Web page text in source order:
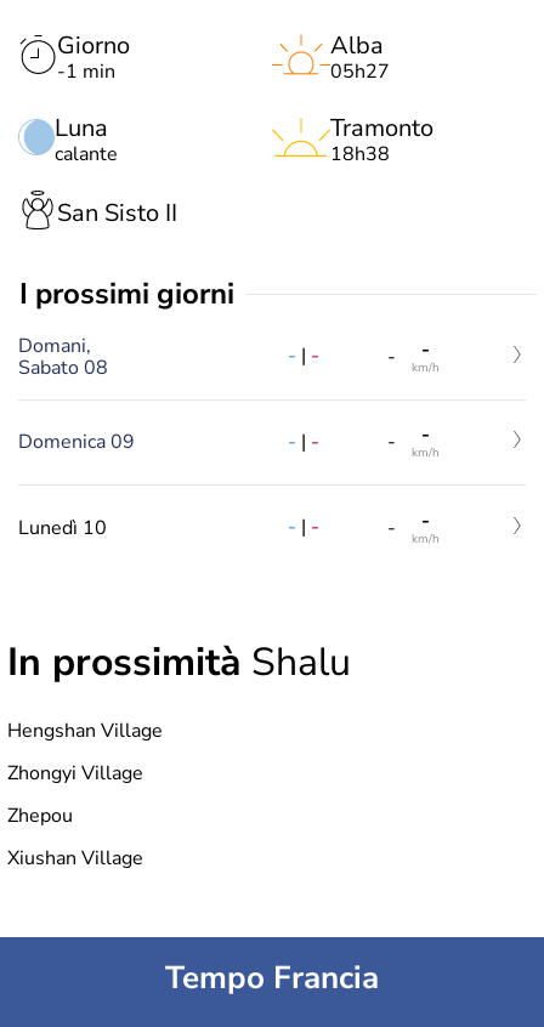
Giorno
-1 min
Luna
calante
Alba
05h27
Tramonto
18h38
San Sisto II
i prossimi giorni
Domani,
Sabato 08
- | - - -
km/h
Domenica 09 - | - - -
km/h
Lunedì 10 - | - - -
km/h
In prossimità Shalu
Hengshan Village
Zhongyi Village
Zhepou
Xiushan Village
Tempo Francia